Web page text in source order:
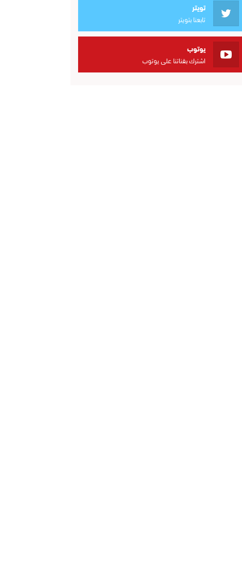
تويتر
تابعنا بتويتر
يوتوب
اشترك بقناتنا على يوتوب